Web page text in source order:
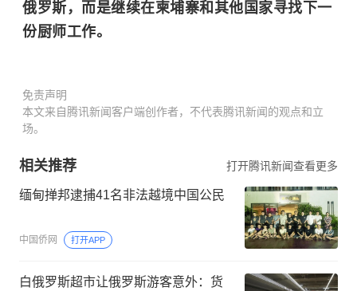
俄罗斯，而是继续在柬埔寨和其他国家寻找下一
份厨师工作。
免责声明
本文来自腾讯新闻客户端创作者，不代表腾讯新闻的观点和立
场。
相关推荐 打开腾讯新闻查看更多
缅甸掸邦逮捕41名非法越境中国公民
中国侨网 打开APP
白俄罗斯超市让俄罗斯游客意外：货